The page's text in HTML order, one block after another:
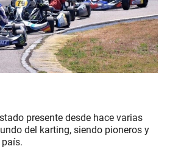
presente desde hace varias
del karting, siendo pioneros y